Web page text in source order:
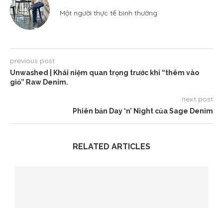
Một người thực tế bình thường
previous post
Unwashed | Khái niệm quan trọng trước khi “thêm vào
giỏ” Raw Denim.
next post
Phiên bản Day ‘n’ Night của Sage Denim
RELATED ARTICLES